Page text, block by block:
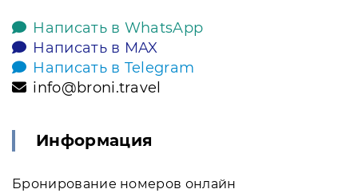
Написать в WhatsApp
Написать в MAX
Написать в Telegram
info@broni.travel
Информация
Бронирование номеров онлайн